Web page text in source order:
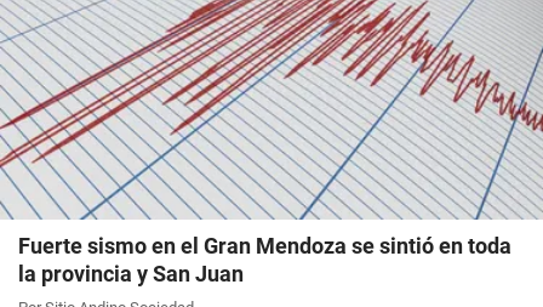
Fuerte sismo en el Gran Mendoza se sintió en toda
la provincia y San Juan